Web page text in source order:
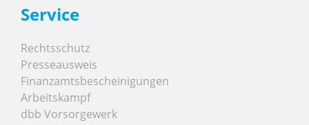
Service
Rechtsschutz
Presseausweis
Finanzamtsbescheinigungen
Arbeitskampf
dbb Vorsorgewerk